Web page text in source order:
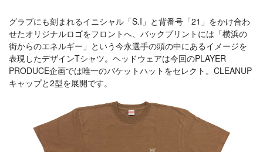
グラブにも刻まれるイニシャル「S.I」と背番号「21」をかけ合わ
せたオリジナルロゴをフロントへ、バックプリントには「横浜の
街からのエネルギー」という今永選手の頭の中にあるイメージを
表現したデザインTシャツ。ヘッドウェアは今回のPLAYER
PRODUCE企画では唯一のバケットハットをセレクト。CLEANUP
キャップと2型を展開です。